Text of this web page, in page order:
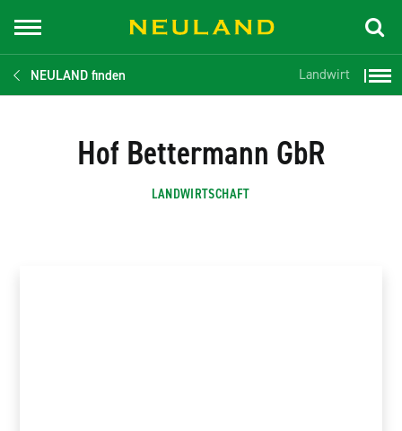
NEULAND finden Landwirt
Hof Bettermann GbR
LANDWIRTSCHAFT